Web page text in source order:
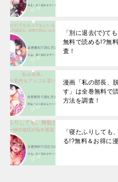
「別に退去(で)て
無料で読める!?無
査！
漫画「私の部長、
す」は全巻無料で
⽅法を調査！
「寝たふりしても
る!?無料＆お得に